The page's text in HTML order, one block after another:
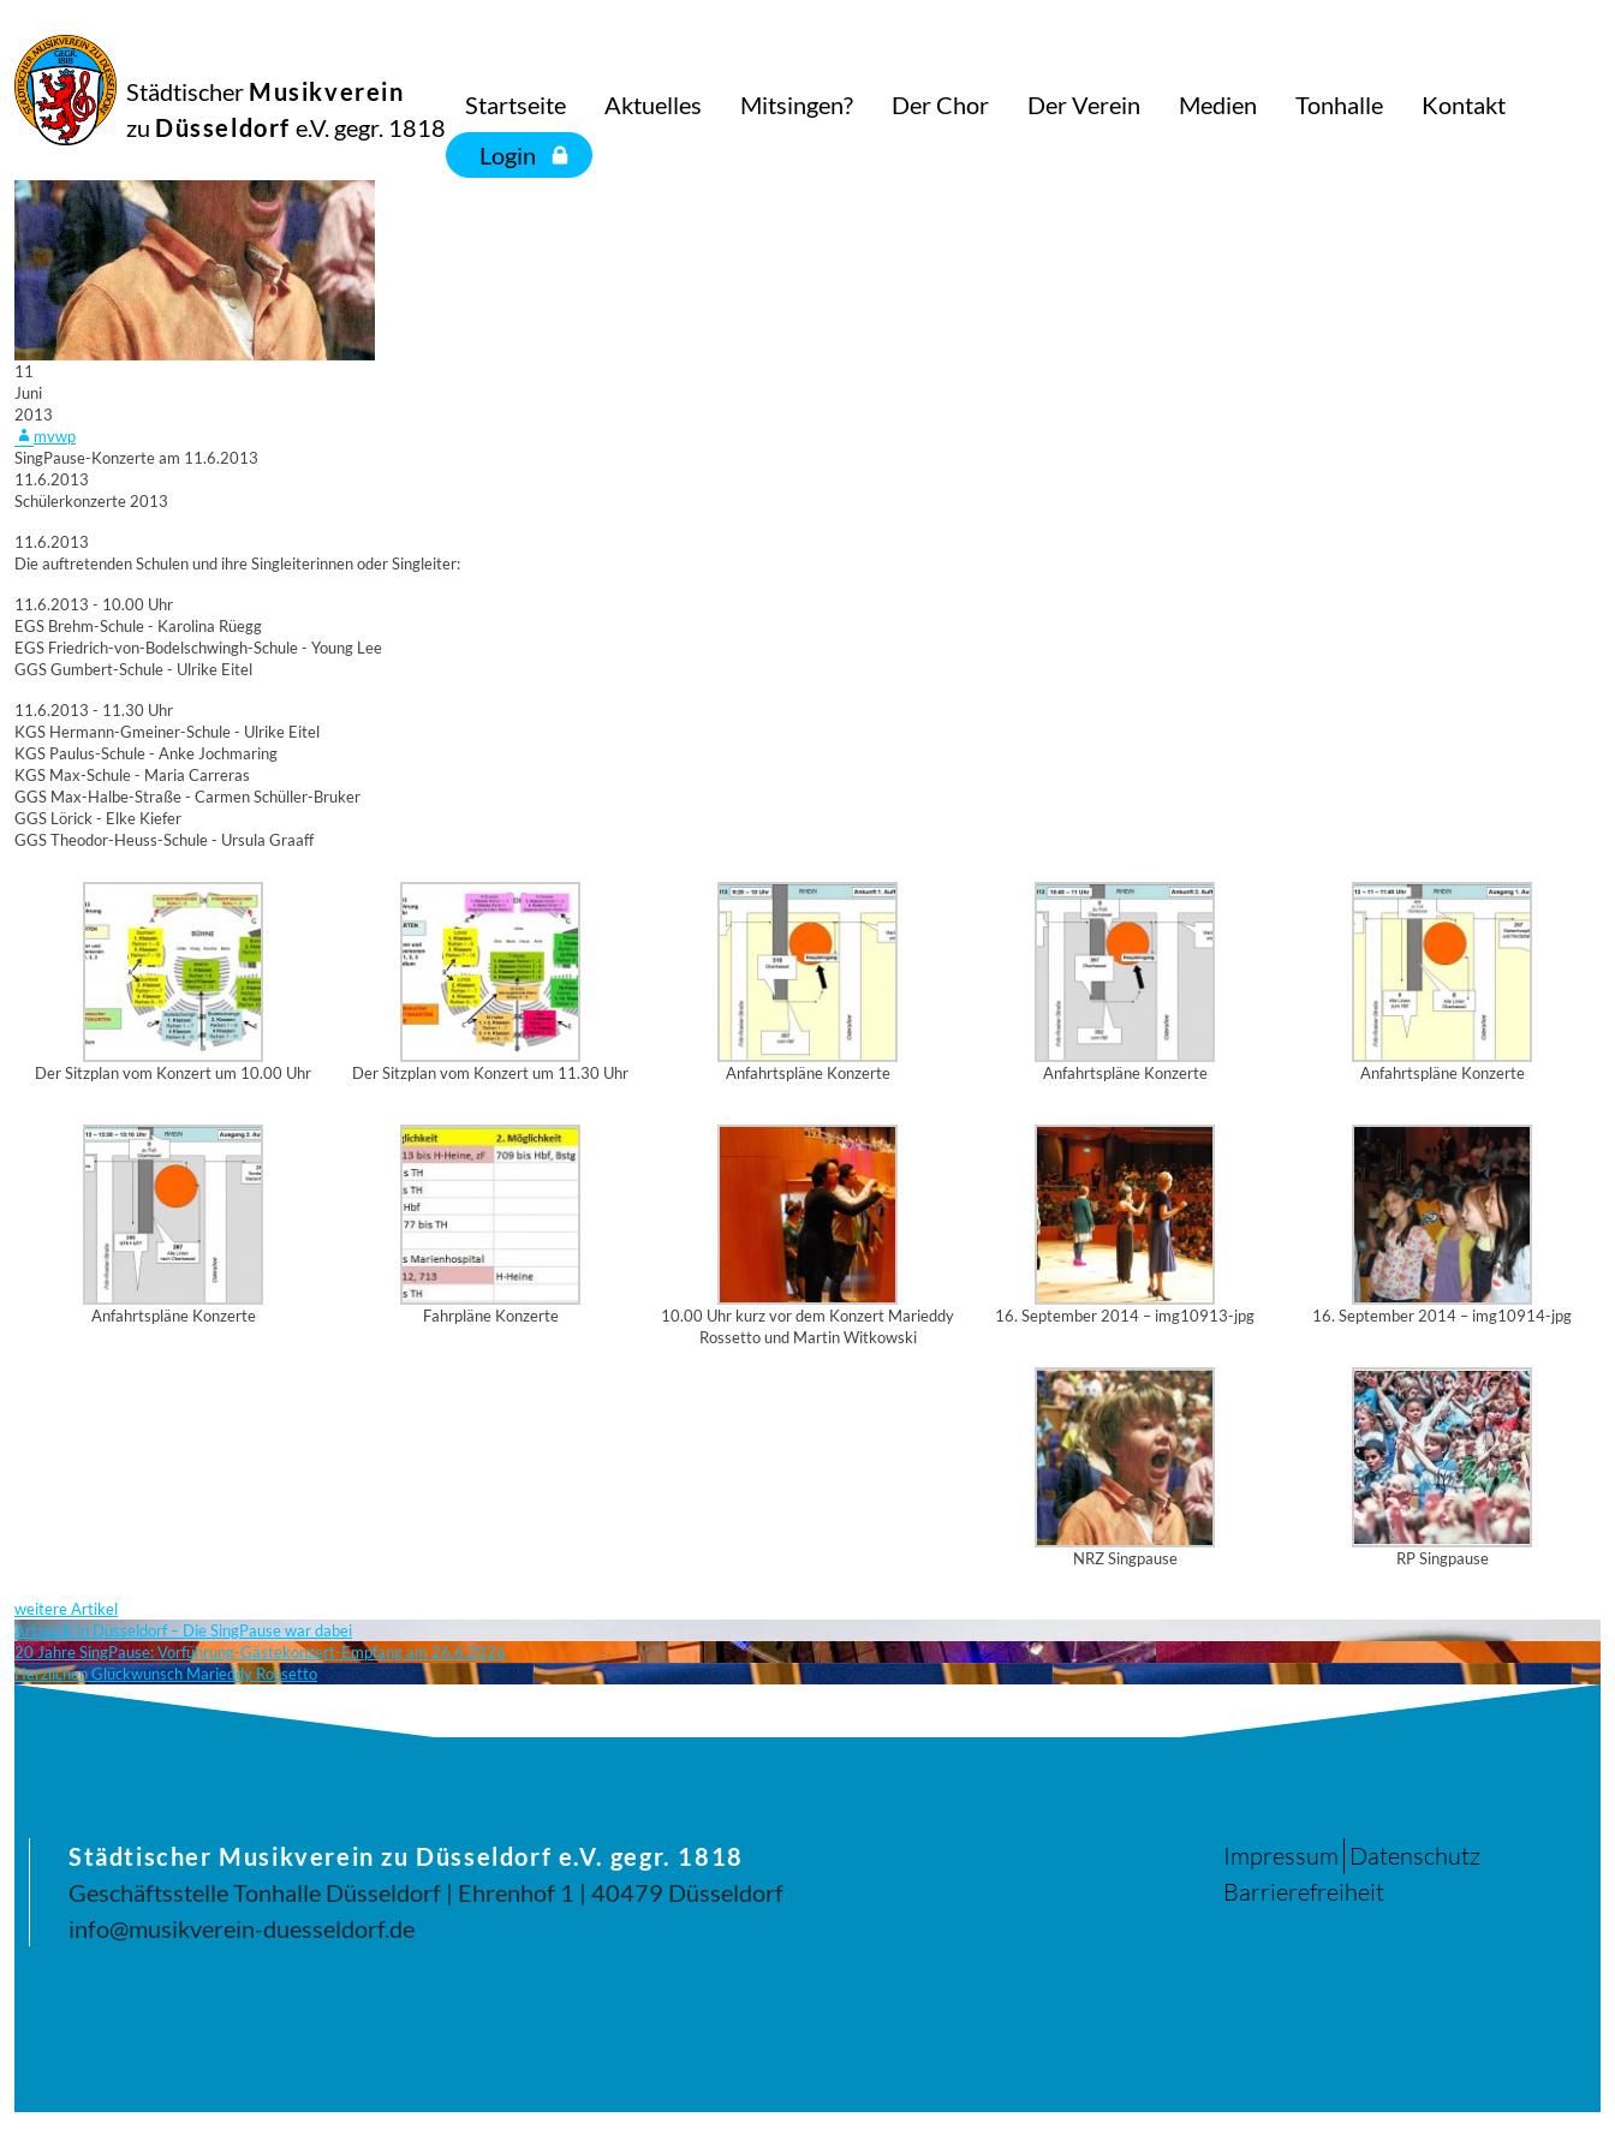
Städtischer Musikverein
zu Düsseldorf e.V. gegr. 1818
Startseite Aktuelles Mitsingen? Der Chor Der Verein Medien Tonhalle
Kontakt
Login
11
Juni
2013
mvwp
SingPause-Konzerte am 11.6.2013
11.6.2013
Schülerkonzerte 2013
11.6.2013
Die auftretenden Schulen und ihre Singleiterinnen oder Singleiter:
11.6.2013 - 10.00 Uhr
EGS Brehm-Schule - Karolina Rüegg
EGS Friedrich-von-Bodelschwingh-Schule - Young Lee
GGS Gumbert-Schule - Ulrike Eitel
11.6.2013 - 11.30 Uhr
KGS Hermann-Gmeiner-Schule - Ulrike Eitel
KGS Paulus-Schule - Anke Jochmaring
KGS Max-Schule - Maria Carreras
GGS Max-Halbe-Straße - Carmen Schüller-Bruker
GGS Lörick - Elke Kiefer
GGS Theodor-Heuss-Schule - Ursula Graaff
Der Sitzplan vom Konzert um 10.00 Uhr Der Sitzplan vom Konzert um 11.30 Uhr Anfahrtspläne Konzerte Anfahrtspläne Konzerte Anfahrtspläne Konzerte
Anfahrtspläne Konzerte Fahrpläne Konzerte
10.00 Uhr kurz vor dem Konzert Marieddy
Rossetto und Martin Witkowski
16. September 2014 – img10913-jpg 16. September 2014 – img10914-jpg
NRZ Singpause RP Singpause
weitere Artikel
Art:walk in Düsseldorf – Die SingPause war dabei
20 Jahre SingPause: Vorführung-Gästekonzert-Empfang am 26.6.2026
Herzlichen Glückwunsch Marieddy Rossetto
Städtischer Musikverein zu Düsseldorf e.V. gegr. 1818
Geschäftsstelle Tonhalle Düsseldorf | Ehrenhof 1 | 40479 Düsseldorf
info@musikverein-duesseldorf.de
Impressum Datenschutz
Barrierefreiheit